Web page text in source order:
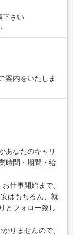
下さい
案内をいたしま
あなたのキャリ
時間・期間・給
仕事開始まで、
はもちろん、就
とフォロー致し
りませんので、